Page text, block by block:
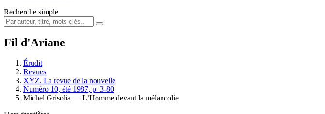
Recherche simple
Fil d'Ariane
Érudit
Revues
XYZ. La revue de la nouvelle
Numéro 10, été 1987, p. 3-80
Michel Grisolia — L’Homme devant la mélancolie